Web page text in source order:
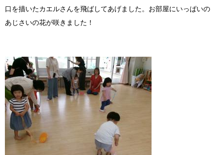
口を描いたカエルさんを飛ばしてあげました。お部屋にいっぱいの
あじさいの花が咲きました！